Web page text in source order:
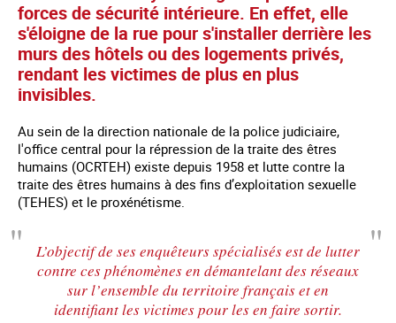
forces de sécurité intérieure. En effet, elle
s'éloigne de la rue pour s'installer derrière les
murs des hôtels ou des logements privés,
rendant les victimes de plus en plus
invisibles.
Au sein de la direction nationale de la police judiciaire,
l'office central pour la répression de la traite des êtres
humains (OCRTEH) existe depuis 1958 et lutte contre la
traite des êtres humains à des fins d’exploitation sexuelle
(TEHES) et le proxénétisme.
L’objectif de ses enquêteurs spécialisés est de lutter
contre ces phénomènes en démantelant des réseaux
sur l’ensemble du territoire français et en
identifiant les victimes pour les en faire sortir.